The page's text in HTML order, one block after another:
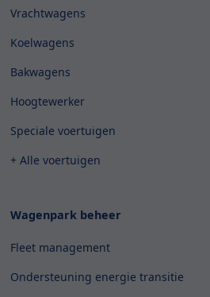
Vrachtwagens
Koelwagens
Bakwagens
Hoogtewerker
Speciale voertuigen
+ Alle voertuigen
Wagenpark beheer
Fleet management
Ondersteuning energie transitie